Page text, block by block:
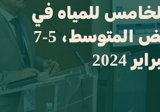
للمياه في
البحر الأبيض المتوسط، 5-7
2024